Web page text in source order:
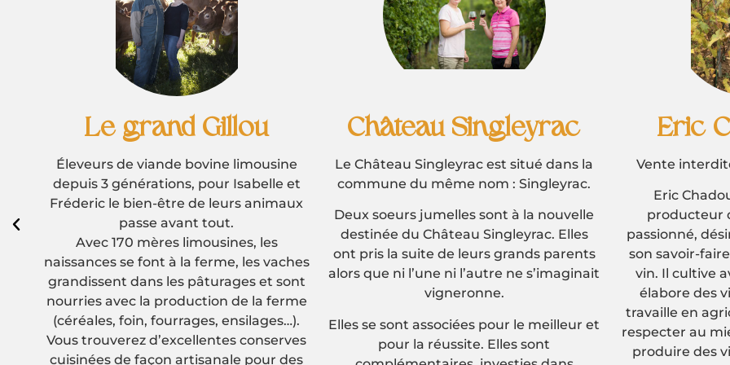
Château Singleyrac
Le Château Singleyrac est situé dans la
commune du même nom : Singleyrac.
Deux soeurs jumelles sont à la nouvelle
destinée du Château Singleyrac. Elles
ont pris la suite de leurs grands parents
alors que ni l’une ni l’autre ne s’imaginait
vigneronne.
Elles se sont associées pour le meilleur et
pour la réussite. Elles sont
Eric Chadourne
Vente interdite au moins de 18 ans.
Eric Chadourne est un artisan
producteur de vins généreux et
passionné, désireux de faire découvrir
son savoir-faire aux amateurs de bon
vin. Il cultive avec soin ses vignes et
élabore des vins fins et élégants. Il
respecter au mieux l’environnement et
produire des vins sains et naturels. Il
La
Après avoir
naturellement
de l’entrée au
Lucette et
été reconnues
« La Noix
d’Ans près de
La noix est